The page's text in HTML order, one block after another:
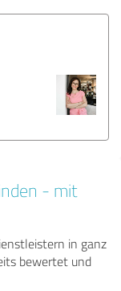
- mit
in ganz
bewertet und